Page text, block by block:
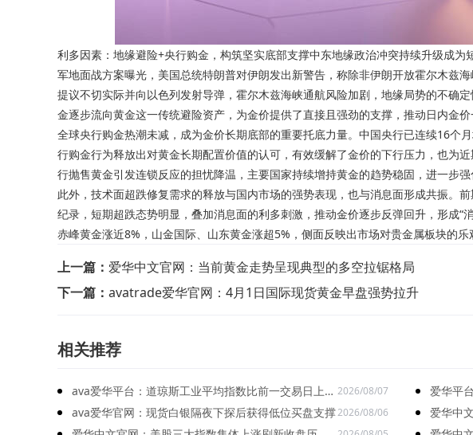
利多因素：地缘避险+央行购金，构筑坚实底部支撑中东地缘政治冲突持续升级成
军地面战方案曝光，美国总统特朗普对伊朗发出新警告，称除非伊朗开放霍尔木兹
提议不切实际并向以色列发射导弹，霍尔木兹海峡通航风险加剧，地缘局势的不确
金逐步流向黄金这一传统避险资产，为金价提供了直接且强劲的支撑，推动日内金
全球央行购金热潮未减，成为金价长期底部的重要托底力量。中国央行已连续16个
行购金行为释放出对黄金长期配置价值的认可，有效缓解了金价的下行压力，也为
行抛售黄金引发连锁反应的担忧降温，主要国家持续增持黄金的趋势稳固，进一步强
此外，技术面超跌修复需求的释放与国内市场的强势表现，也与消息面形成共振。
纪录，短期超跌态势明显，叠加消息面的利多刺激，推动金价逐步反弹回升，形成“
赤峰黄金涨近8%，山金国际、山东黄金涨超5%，侧面反映出市场对贵金属板块的乐
上一篇： 爱华中文官网：当前黄金走势呈现典型的多空拉锯格局
下一篇： avatrade爱华官网：4月1日国际现货黄金早盘强势拉升
相关推荐
ava爱华平台：道琼斯工业平均指数比前一交易日上涨
907.47点
2026/08/07
ava爱华官网：现货白银隔夜下探后获得低位买盘支撑2026/08/06
爱华平
26美元
爱华中